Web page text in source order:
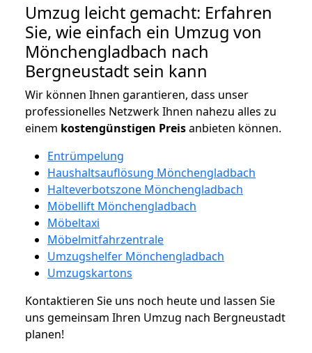
Umzug leicht gemacht: Erfahren
Sie, wie einfach ein Umzug von
Mönchengladbach nach
Bergneustadt sein kann
Wir können Ihnen garantieren, dass unser
professionelles Netzwerk Ihnen nahezu alles zu
einem kostengünstigen Preisanbieten können.
Entrümpelung
Haushaltsauflösung Mönchengladbach
Halteverbotszone Mönchengladbach
Möbellift Mönchengladbach
Möbeltaxi
Möbelmitfahrzentrale
Umzugshelfer Mönchengladbach
Umzugskartons
Kontaktieren Sie uns noch heute und lassen Sie
uns gemeinsam Ihren Umzug nach Bergneustadt
planen!